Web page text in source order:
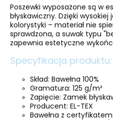
Poszewki wyposażone są w
błyskawiczny. Dzięki
kolorystyki – materiał nie
sprawdzona, a suwak typu
zapewnia estetyczne
Specyfikacja produktu:
Skład: Bawełna 100%
Gramatura: 125 g/m²
Zapięcie: Zamek
Producent: EL-TEX
Bawełna z